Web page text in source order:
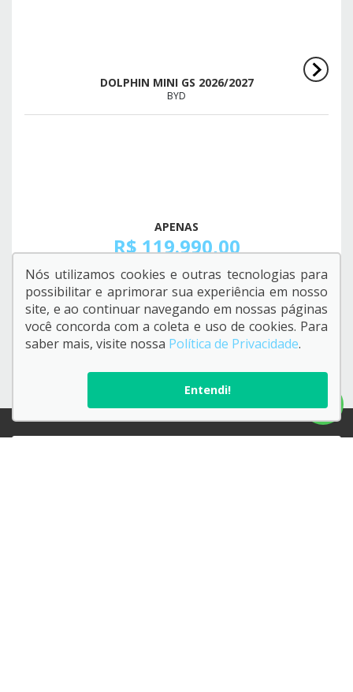
DOLPHIN MINI GS 2026/2027
BYD
APENAS
R$ 119.990,00
ESTOU INTERESSADO
Nós utilizamos cookies e outras tecnologias para
possibilitar e aprimorar sua experiência em nosso
site, e ao continuar navegando em nossas páginas
você concorda com a coleta e uso de cookies. Para
saber mais, visite nossa Política de Privacidade.
Entendi!